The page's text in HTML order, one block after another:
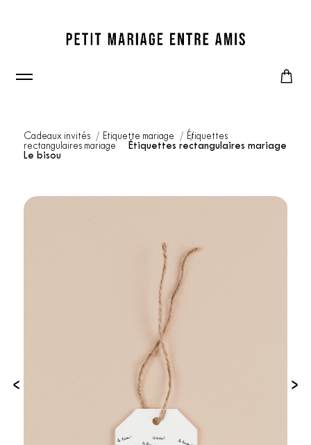
Cadeaux invités Etiquette mariage
Étiquettes
rectangulaires mariage
Étiquettes rectangulaires mariage
Le bisou
‹ ›